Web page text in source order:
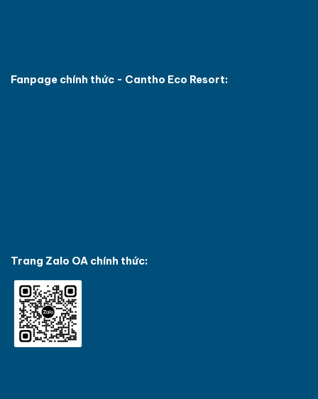
Fanpage chính thức - Cantho Eco Resort:
Trang Zalo OA chính thức: